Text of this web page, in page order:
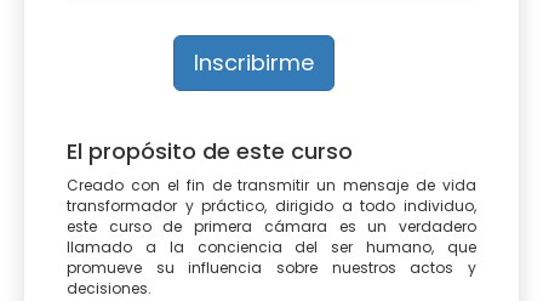
Inscribirme
El propósito de este curso
Creado con el fin de transmitir un mensaje de vida
transformador y práctico, dirigido a todo individuo,
este curso de primera cámara es un verdadero
llamado a la conciencia del ser humano, que
promueve su influencia sobre nuestros actos y
decisiones.